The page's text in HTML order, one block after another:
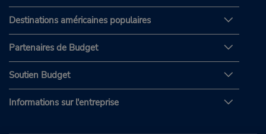
Destinations américaines populaires
Partenaires de Budget
Soutien Budget
Informations sur l'entreprise